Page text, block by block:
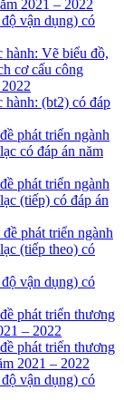
2021 – 2022
vận dụng) có
Vẽ biểu đồ,
cơ cấu công
(bt2) có đáp
phát triển ngành
có đáp án năm
phát triển ngành
(tiếp) có đáp án
phát triển ngành
(tiếp theo) có
vận dụng) có
phát triển thương
– 2022
phát triển thương
2021 – 2022
vận dụng) có